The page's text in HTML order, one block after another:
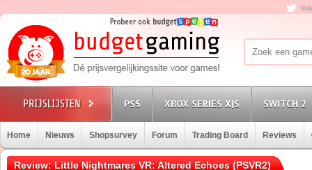
PS5 XBOX SERIES X|S SWITCH 2
Home Nieuws Shopsurvey Forum Trading Board Reviews
Review: Little Nightmares VR: Altered Echoes (PSVR2)